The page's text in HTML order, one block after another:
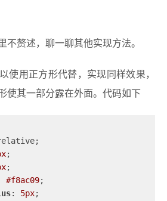
不赘述，聊一聊其他实现方法。
使用正方形代替，实现同样效果，
使其一部分露在外面。代码如下
;
;
#f8ac09;
: 5px;